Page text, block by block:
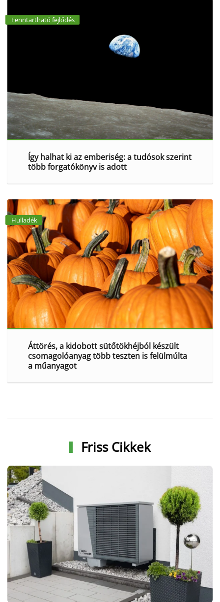
Fenntartható fejlődés
Így halhat ki az emberiség: a tudósok szerint
több forgatókönyv is adott
Hulladék
Áttörés, a kidobott sütőtökhéjból készült
csomagolóanyag több teszten is felülmúlta
a műanyagot
Friss Cikkek